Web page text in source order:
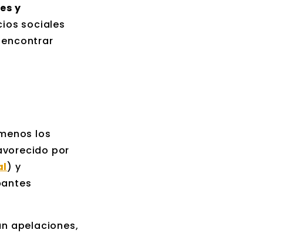
y
sociales
los
por
) y
apelaciones,